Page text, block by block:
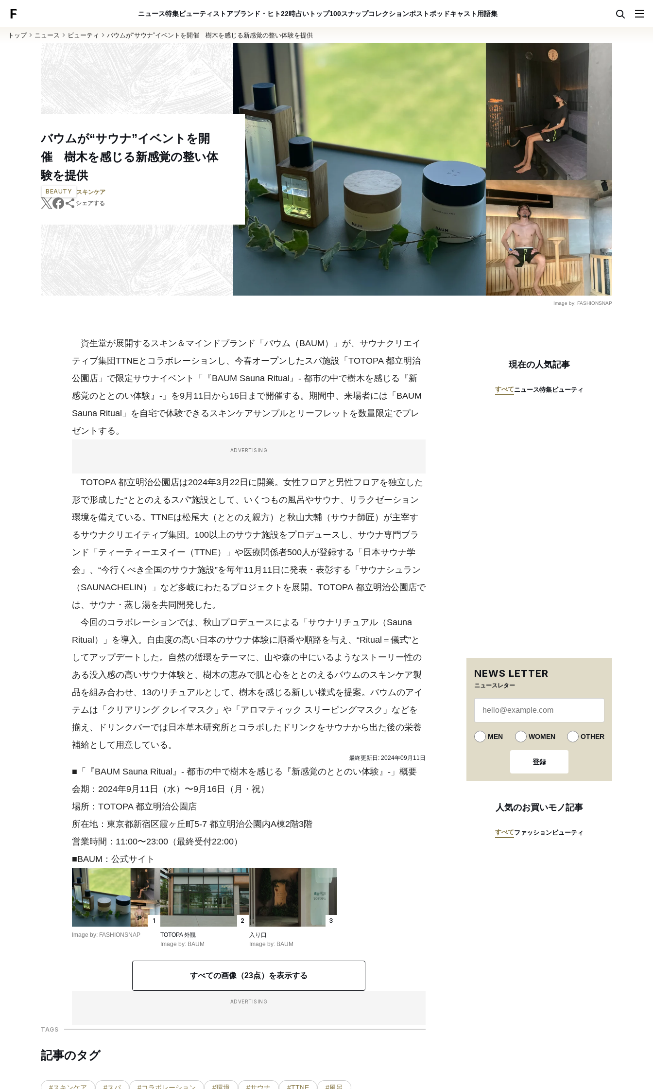
ニュース特集ビューティ ストアブランド・ヒト22時占い トップ100スナップコレクションポストポッドキャスト用語集
トップ ニュース ビューティ バウムが“サウナ”イベントを開催 樹木を感じる新感覚の整い体験を提供
バウムが“サウナ”イベントを開
催 樹木を感じる新感覚の整い体
験を提供
BEAUTY
スキンケア
シェアする
Image by: FASHIONSNAP
資生堂が展開するスキン＆マインドブランド「バウム（BAUM）」が、サウナクリエイ
ティブ集団TTNEとコラボレーションし、今春オープンしたスパ施設「TOTOPA 都立明治
公園店」で限定サウナイベント「『BAUM Sauna Ritual』- 都市の中で樹木を感じる『新
感覚のととのい体験』-」を9月11日から16日まで開催する。期間中、来場者には「BAUM
Sauna Ritual」を自宅で体験できるスキンケアサンプルとリーフレットを数量限定でプレ
ゼントする。
ADVERTISING
TOTOPA 都立明治公園店は2024年3月22日に開業。女性フロアと男性フロアを独立した
形で形成した“ととのえるスパ”施設として、いくつもの風呂やサウナ、リラクゼーション
環境を備えている。TTNEは松尾大（ととのえ親方）と秋山大輔（サウナ師匠）が主宰す
るサウナクリエイティブ集団。100以上のサウナ施設をプロデュースし、サウナ専門ブラ
ンド「ティーティーエヌイー（TTNE）」や医療関係者500人が登録する「日本サウナ学
会」、“今行くべき全国のサウナ施設”を毎年11月11日に発表・表彰する「サウナシュラン
（SAUNACHELIN）」など多岐にわたるプロジェクトを展開。TOTOPA 都立明治公園店で
は、サウナ・蒸し湯を共同開発した。
今回のコラボレーションでは、秋山プロデュースによる「サウナリチュアル（Sauna
Ritual）」を導入。自由度の高い日本のサウナ体験に順番や順路を与え、“Ritual＝儀式”と
してアップデートした。自然の循環をテーマに、山や森の中にいるようなストーリー性の
ある没入感の高いサウナ体験と、樹木の恵みで肌と心をととのえるバウムのスキンケア製
品を組み合わせ、13のリチュアルとして、樹木を感じる新しい様式を提案。バウムのアイ
テムは「クリアリング クレイマスク」や「アロマティック スリーピングマスク」などを
揃え、ドリンクバーでは日本草木研究所とコラボしたドリンクをサウナから出た後の栄養
補給として用意している。
最終更新日: 2024年09月11日
■「『BAUM Sauna Ritual』- 都市の中で樹木を感じる『新感覚のととのい体験』-」概要
会期：2024年9月11日（水）〜9月16日（月・祝）
場所：TOTOPA 都立明治公園店
所在地：東京都新宿区霞ヶ丘町5-7 都立明治公園内A棟2階3階
営業時間：11:00〜23:00（最終受付22:00）
■BAUM：公式サイト
1
Image by: FASHIONSNAP
2
TOTOPA 外観
Image by: BAUM
3
入り口
Image by: BAUM
すべての画像（23点）を表示する
ADVERTISING
TAGS
記事のタグ
#スキンケア #スパ #コラボレーション #環境 #サウナ #TTNE #風呂
現在の人気記事
すべてニュース特集ビューティ
NEWS LETTER
ニュースレター
MEN WOMEN OTHER
登録
人気のお買いモノ記事
すべてファッションビューティ